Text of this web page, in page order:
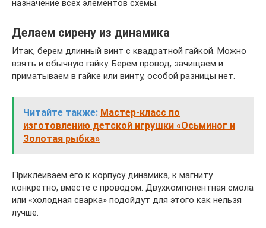
назначение всех элементов схемы.
Делаем сирену из динамика
Итак, берем длинный винт с квадратной гайкой. Можно
взять и обычную гайку. Берем провод, зачищаем и
приматываем в гайке или винту, особой разницы нет.
Читайте также: Мастер-класс по
изготовлению детской игрушки «Осьминог и
Золотая рыбка»
Приклеиваем его к корпусу динамика, к магниту
конкретно, вместе с проводом. Двухкомпонентная смола
или «холодная сварка» подойдут для этого как нельзя
лучше.